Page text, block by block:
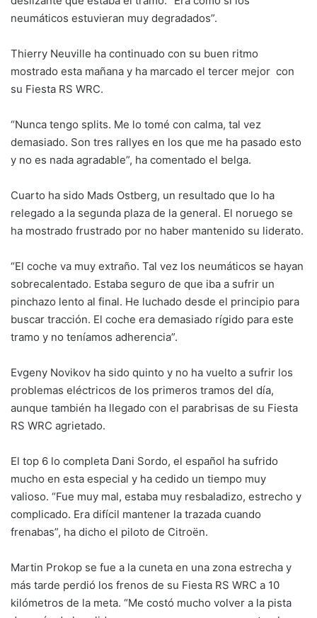
neumáticos estuvieran muy degradados”.
Thierry Neuville ha continuado con su buen ritmo
mostrado esta mañana y ha marcado el tercer mejor con
su Fiesta RS WRC.
“Nunca tengo splits. Me lo tomé con calma, tal vez
demasiado. Son tres rallyes en los que me ha pasado esto
y no es nada agradable”, ha comentado el belga.
Cuarto ha sido Mads Ostberg, un resultado que lo ha
relegado a la segunda plaza de la general. El noruego se
ha mostrado frustrado por no haber mantenido su liderato.
“El coche va muy extraño. Tal vez los neumáticos se hayan
sobrecalentado. Estaba seguro de que iba a sufrir un
pinchazo lento al final. He luchado desde el principio para
buscar tracción. El coche era demasiado rígido para este
tramo y no teníamos adherencia”.
Evgeny Novikov ha sido quinto y no ha vuelto a sufrir los
problemas eléctricos de los primeros tramos del día,
aunque también ha llegado con el parabrisas de su Fiesta
RS WRC agrietado.
El top 6 lo completa Dani Sordo, el español ha sufrido
mucho en esta especial y ha cedido un tiempo muy
valioso. “Fue muy mal, estaba muy resbaladizo, estrecho y
complicado. Era difícil mantener la trazada cuando
frenabas”, ha dicho el piloto de Citroën.
Martin Prokop se fue a la cuneta en una zona estrecha y
más tarde perdió los frenos de su Fiesta RS WRC a 10
kilómetros de la meta. “Me costó mucho volver a la pista